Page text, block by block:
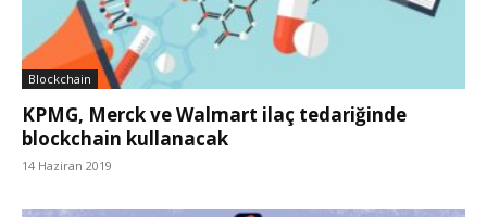
Blockchain
KPMG, Merck ve Walmart ilaç tedariğinde
blockchain kullanacak
14 Haziran 2019